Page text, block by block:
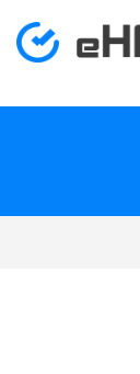
Menu